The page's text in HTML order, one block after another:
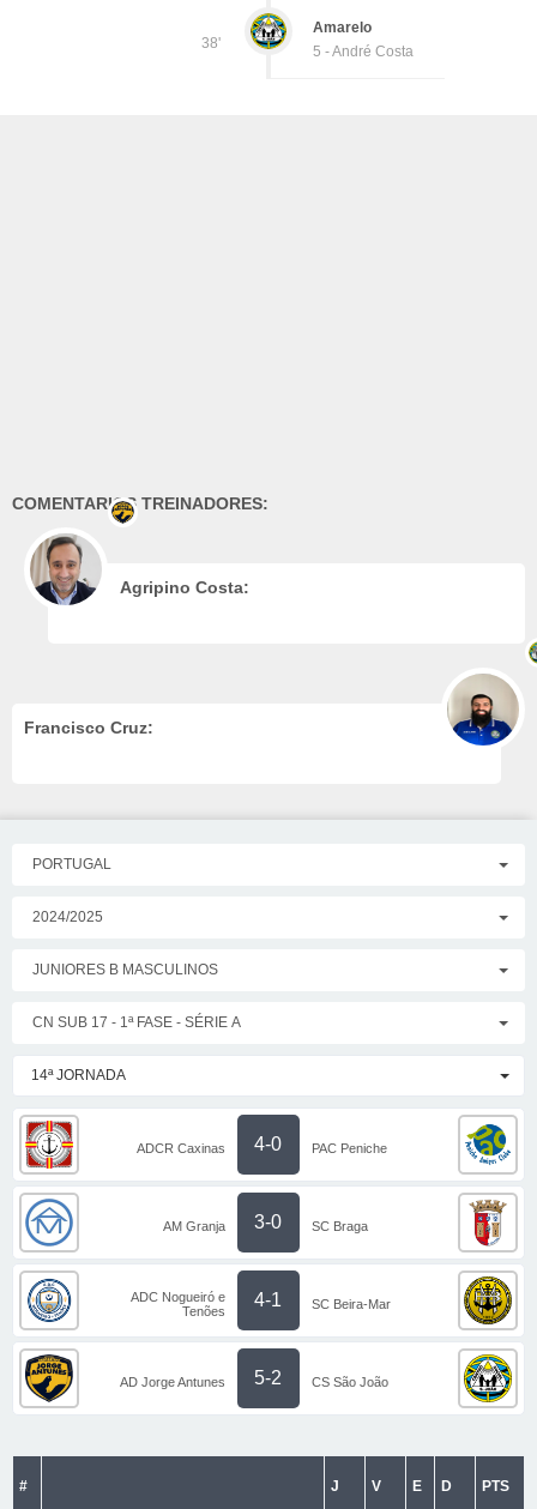
38'
Amarelo
5 - André Costa
COMENTARIOS TREINADORES:
Agripino Costa:
Francisco Cruz:
PORTUGAL
2024/2025
JUNIORES B MASCULINOS
CN SUB 17 - 1ª FASE - SÉRIE A
14ª JORNADA
ADCR Caxinas 4-0 PAC Peniche
AM Granja 3-0 SC Braga
ADC Nogueiró e
Tenões
4-1 SC Beira-Mar
AD Jorge Antunes 5-2 CS São João
# J V E D PTS